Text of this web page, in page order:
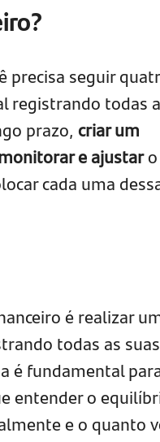
precisa seguir
registrando todas
prazo, criar um
e ajustaro
cada uma
é realizar
todas as suas
é fundamental
entender o
e o quanto